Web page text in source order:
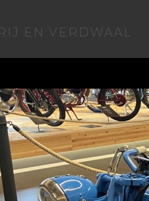
EN VERDWAAL